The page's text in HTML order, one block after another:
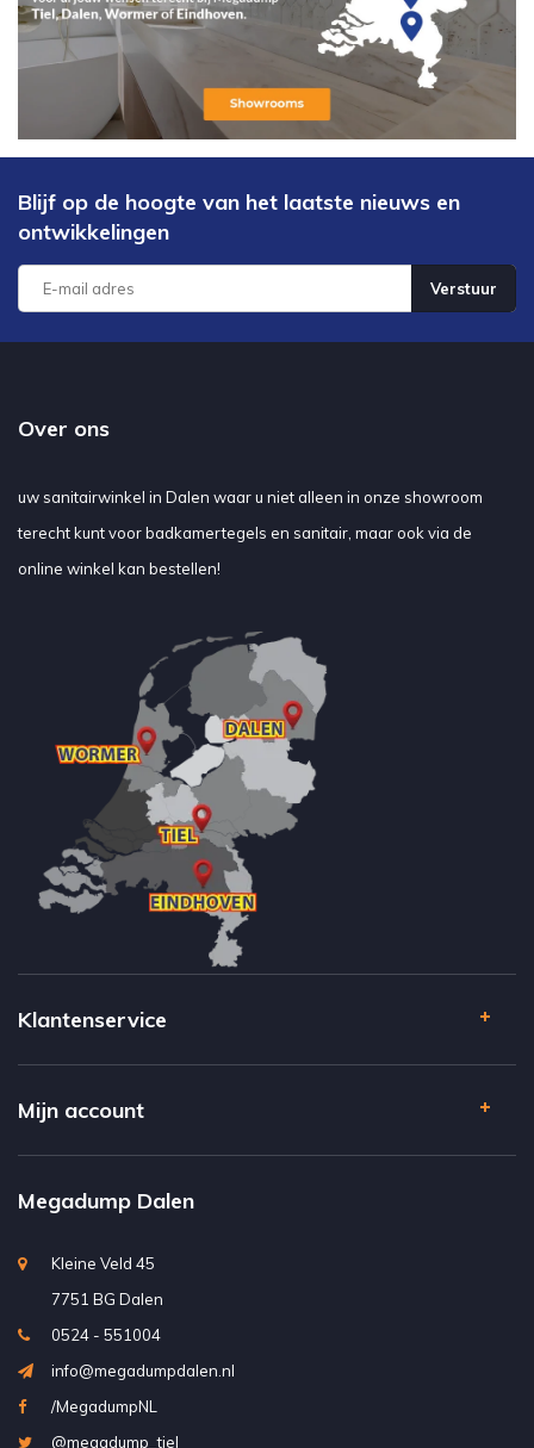
Blijf op de hoogte van het laatste nieuws en
ontwikkelingen
Verstuur
Over ons
uw sanitairwinkel in Dalen waar u niet alleen in onze showroom
terecht kunt voor badkamertegels en sanitair, maar ook via de
online winkel kan bestellen!
Klantenservice
Mijn account
Megadump Dalen
Kleine Veld 45
7751 BG Dalen
0524 - 551004
info@megadumpdalen.nl
/MegadumpNL
@megadump_tiel